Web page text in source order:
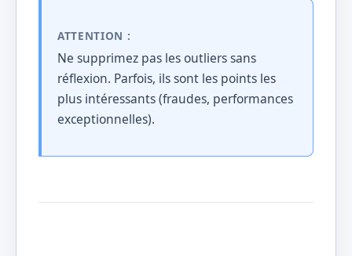
ATTENTION :
Ne supprimez pas les outliers sans
réflexion. Parfois, ils sont les points les
plus intéressants (fraudes, performances
exceptionnelles).